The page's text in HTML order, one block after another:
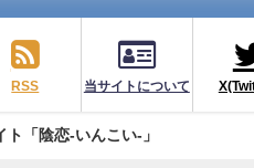
RSS 当サイトについて
ト「陰恋-いんこい-」